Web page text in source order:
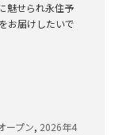
魅せられ永住予
お届けしたいで
ープン, 2026年4